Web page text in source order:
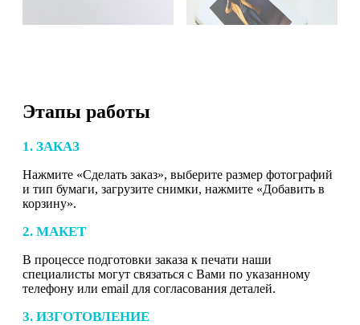
Этапы работы
1. ЗАКАЗ
Нажмите «Сделать заказ», выберите размер фотографий
и тип бумаги, загрузите снимки, нажмите «Добавить в
корзину».
2. МАКЕТ
В процессе подготовки заказа к печати наши
специалисты могут связаться с Вами по указанному
телефону или email для согласования деталей.
3. ИЗГОТОВЛЕНИЕ